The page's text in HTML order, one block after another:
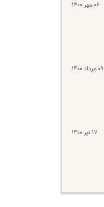
۰۶ مهر ۱۴۰۰
۰۹ مرداد ۱۴۰۰
۱۷ تیر ۱۴۰۰